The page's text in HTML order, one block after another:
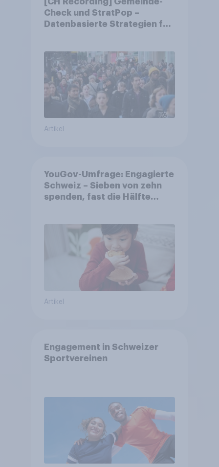
Check und StratPop –
Datenbasierte Strategien für
Artikel
YouGov-Umfrage: Engagierte
Schweiz – Sieben von zehn
spenden, fast die Hälfte
Artikel
Engagement in Schweizer
Sportvereinen